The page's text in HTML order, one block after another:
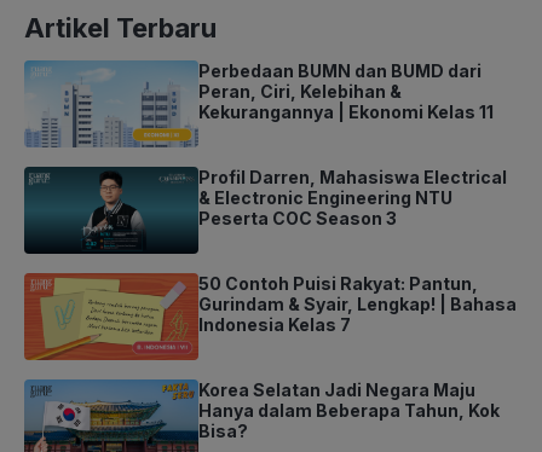
Artikel Terbaru
Perbedaan BUMN dan BUMD dari
Peran, Ciri, Kelebihan &
Kekurangannya | Ekonomi Kelas 11
Profil Darren, Mahasiswa Electrical
& Electronic Engineering NTU
Peserta COC Season 3
50 Contoh Puisi Rakyat: Pantun,
Gurindam & Syair, Lengkap! | Bahasa
Indonesia Kelas 7
Korea Selatan Jadi Negara Maju
Hanya dalam Beberapa Tahun, Kok
Bisa?